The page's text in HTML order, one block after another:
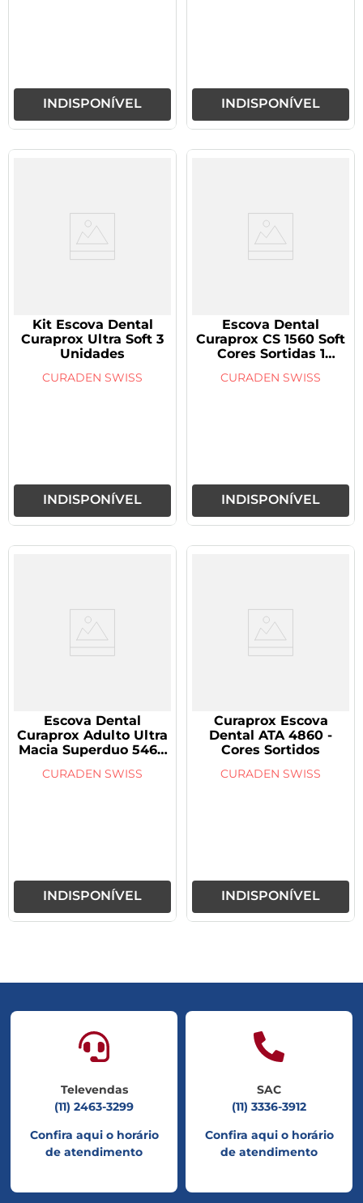
INDISPONÍVEL INDISPONÍVEL
Kit Escova Dental
Curaprox Ultra Soft 3
Unidades
CURADEN SWISS
INDISPONÍVEL
Escova Dental
Curaprox CS 1560 Soft
Cores Sortidas 1
CURADEN SWISS
INDISPONÍVEL
Escova Dental
Curaprox Adulto Ultra
Macia Superduo 5460
CURADEN SWISS
INDISPONÍVEL
Curaprox Escova
Dental ATA 4860 -
Cores Sortidos
CURADEN SWISS
INDISPONÍVEL
Televendas
(11) 2463-3299
Confira aqui o horário
de atendimento
SAC
(11) 3336-3912
Confira aqui o horário
de atendimento